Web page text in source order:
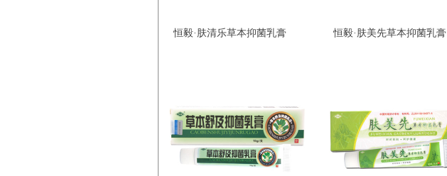
恒毅·肤清乐草本抑菌乳膏 恒毅·肤美先草本抑菌乳膏